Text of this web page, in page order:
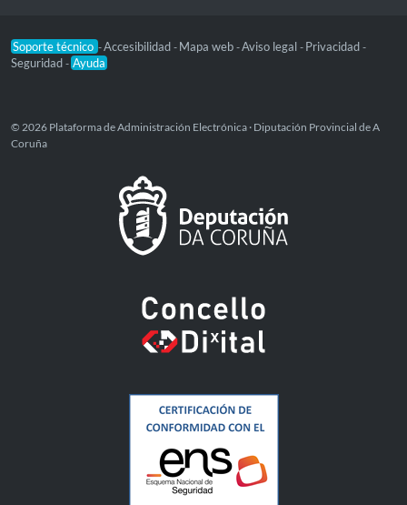
Soporte técnico -Accesibilidad - Mapa web -Aviso legal - Privacidad -
Seguridad - Ayuda
© 2026 Plataforma de Administración Electrónica · Diputación Provincial de A
Coruña